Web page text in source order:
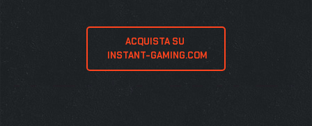
ACQUISTA SU
INSTANT-GAMING.COM